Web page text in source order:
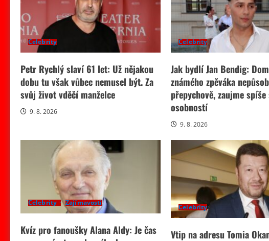
Celebrity
Petr Rychlý slaví 61 let: Už nějakou
dobu tu však vůbec nemusel být. Za
svůj život vděčí manželce
9. 8. 2026
Celebrity
Jak bydlí Jan Bendig:
známého zpěváka
přepychově, zaujme spíše
osobností
9. 8. 2026
Celebrity Zajímavosti
Kvíz pro fanoušky Alana Aldy: Je čas
Celebrity
Vtip na adresu Tomia